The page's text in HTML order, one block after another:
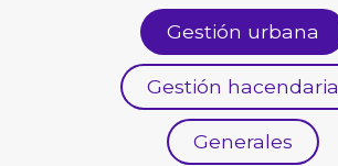
Gestión urbana
Gestión hacendaria
Generales